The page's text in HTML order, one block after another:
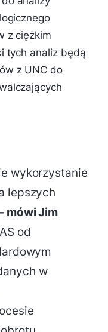
z ciężkim
tych analiz będą
z UNC do
wykorzystanie
lepszych
mówi Jim
od
w